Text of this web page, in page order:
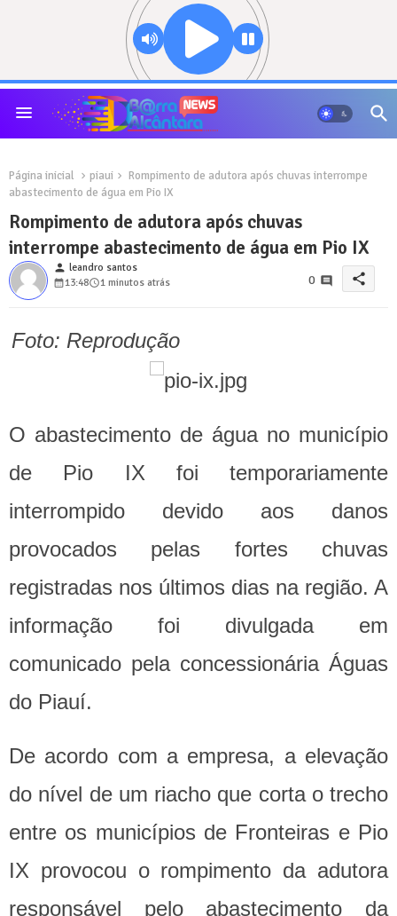
Página inicial piaui
Rompimento de adutora após chuvas interrompe
abastecimento de água em Pio IX
Rompimento de adutora após chuvas
interrompe abastecimento de água em Pio IX
person leandro santos
13:48
1 minutos atrás 0 share
Foto: Reprodução
O abastecimento de água no município
de Pio IX foi temporariamente
interrompido devido aos danos
provocados pelas fortes chuvas
registradas nos últimos dias na região. A
informação foi divulgada em
comunicado pela concessionária Águas
do Piauí.
De acordo com a empresa, a elevação
do nível de um riacho que corta o trecho
entre os municípios de Fronteiras e Pio
IX provocou o rompimento da adutora
responsável pelo abastecimento da